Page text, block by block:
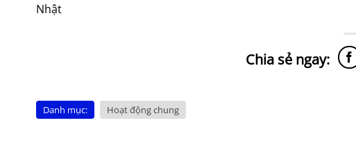
Nhật
Danh mục: Hoạt động chung